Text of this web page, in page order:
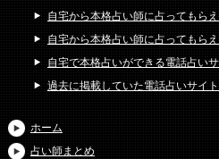
自宅から本格占い師に占ってもら
自宅から本格占い師に占ってもら
自宅で本格占いができる電話占い
過去に掲載していた電話占いサイ
ホーム
占い師まとめ